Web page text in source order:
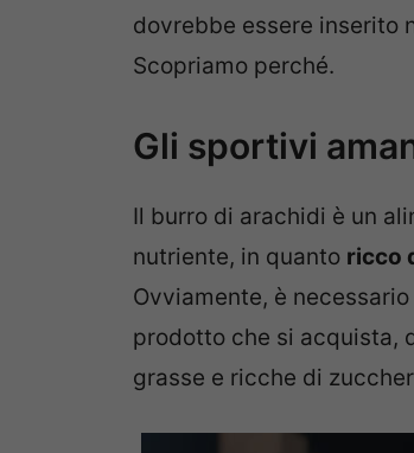
dovrebbe essere inserito
Scopriamo perché.
Gli sportivi
Il burro di arachidi è un
nutriente, in quanto ricco
Ovviamente, è
prodotto che si acquista,
grasse e ricche di